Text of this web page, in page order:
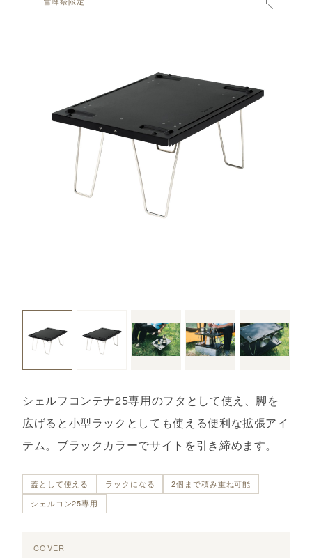
シェルフコンテナ25専用のフタとして使え、脚を
広げると小型ラックとしても使える便利な拡張アイ
テム。ブラックカラーでサイトを引き締めます。
蓋として使える ラックになる
2個まで積み重ね可能
シェルコン25専用
COVER